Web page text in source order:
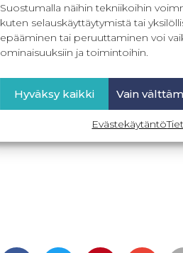
Suostumalla näihin tekniikoihin
kuten selauskäyttäytymistä tai
epääminen tai peruuttaminen voi
ominaisuuksiin ja toimintoihin.
Hyväksy kaikki Vain
Evästekäytäntö